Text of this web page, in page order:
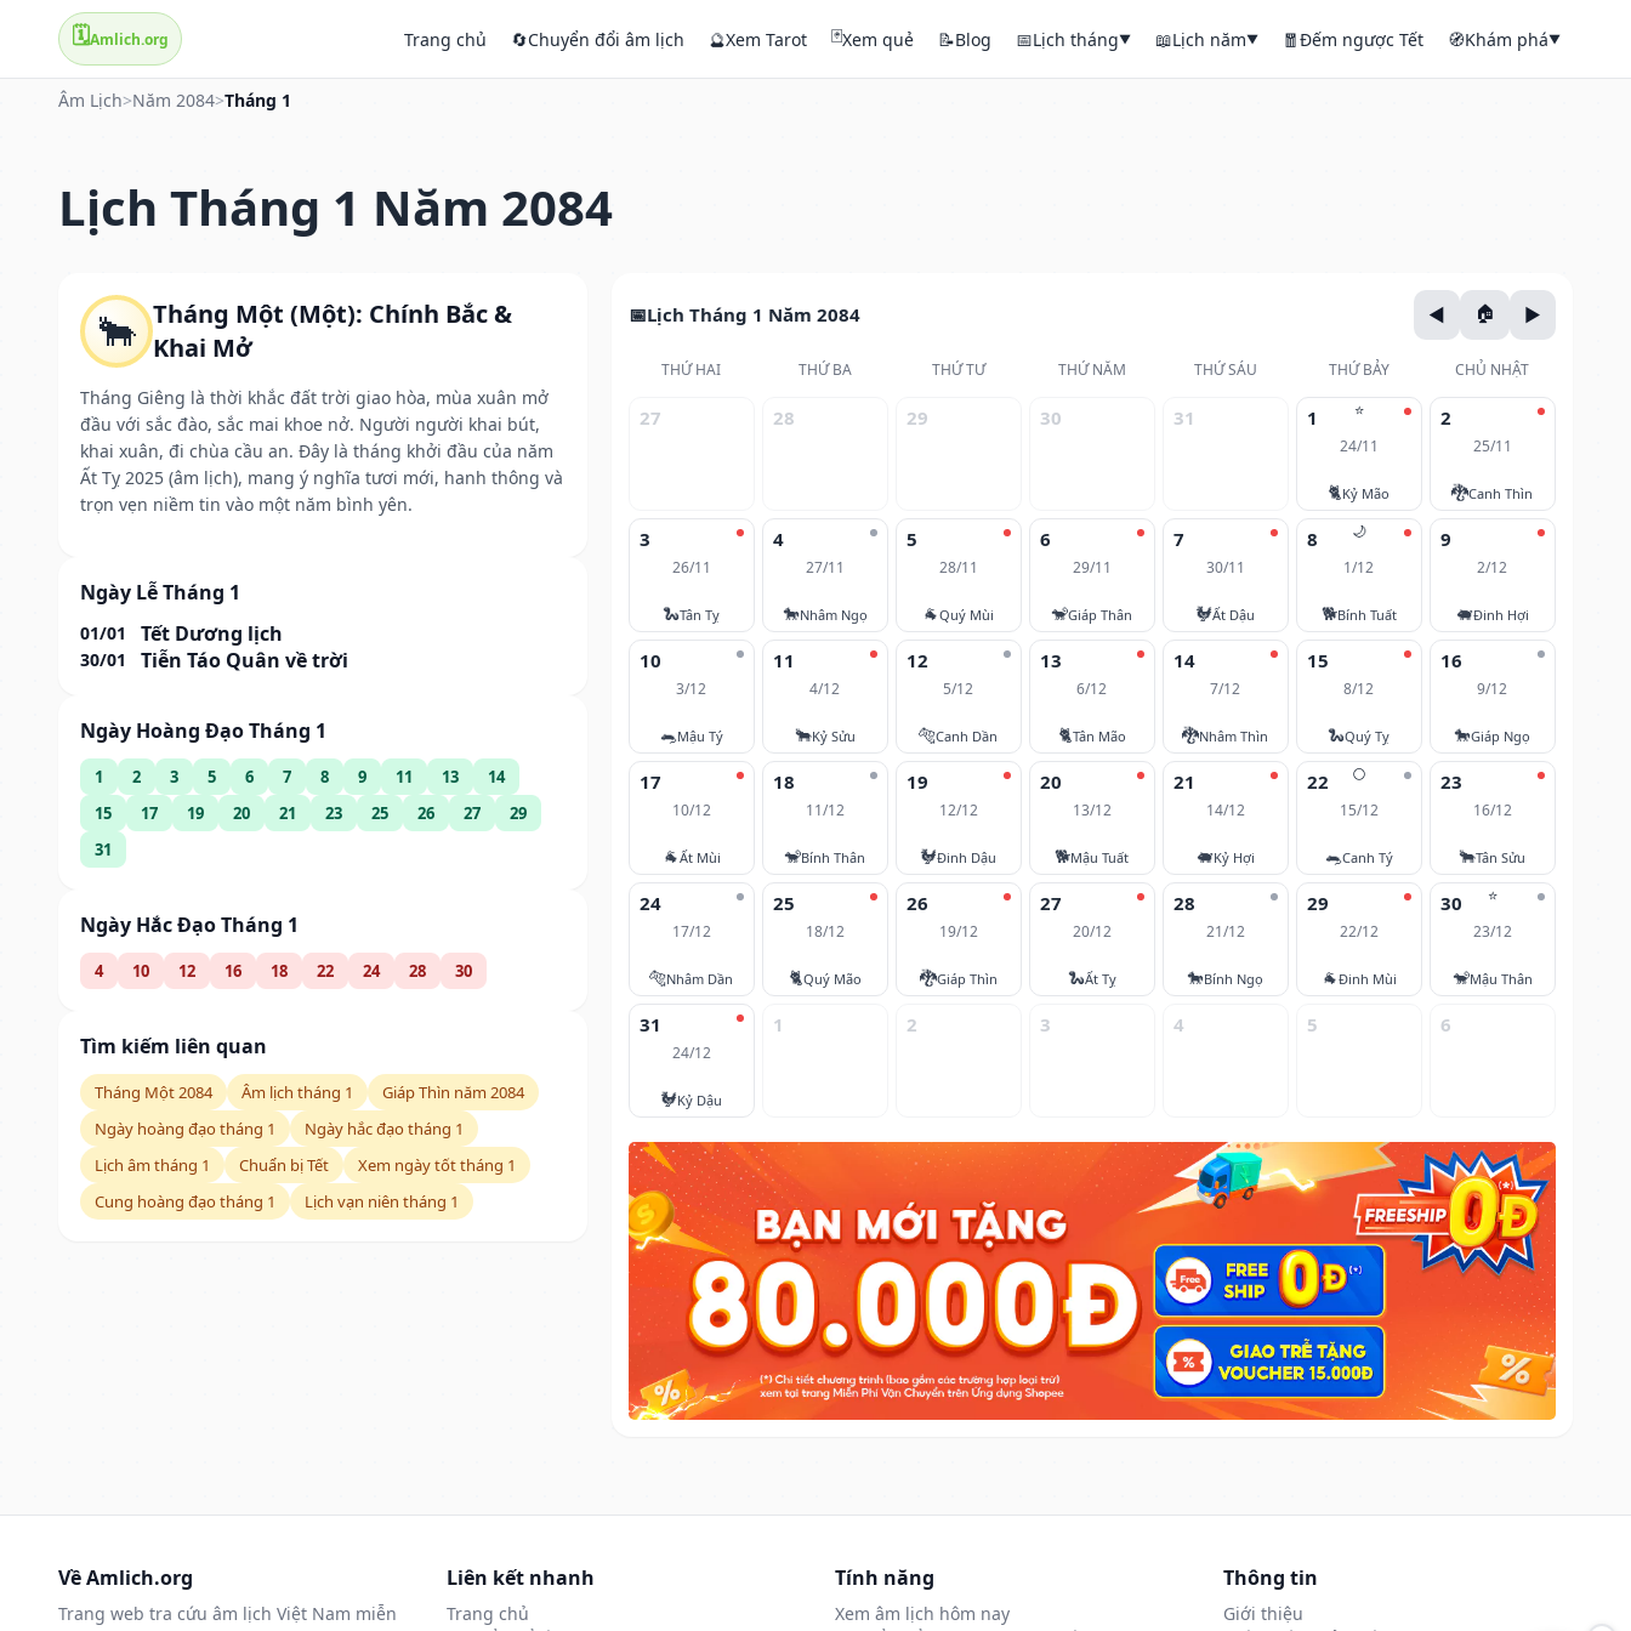
🗓️Amlich.org Trang chủ 🔄Chuyển đổi âm lịch 🔮Xem Tarot 🃏Xem quẻ 📝Blog 📅Lịch tháng▼ 📖Lịch năm▼ 🧧Đếm ngược Tết 🧭Khám phá▼
Âm Lịch>Năm 2084>Tháng 1
Lịch Tháng 1 Năm 2084
🐂 Tháng Một (Một): Chính Bắc &
Khai Mở
Tháng Giêng là thời khắc đất trời giao hòa, mùa xuân mở
đầu với sắc đào, sắc mai khoe nở. Người người khai bút,
khai xuân, đi chùa cầu an. Đây là tháng khởi đầu của năm
Ất Tỵ 2025 (âm lịch), mang ý nghĩa tươi mới, hanh thông và
trọn vẹn niềm tin vào một năm bình yên.
Ngày Lễ Tháng 1
01/01 Tết Dương lịch
30/01 Tiễn Táo Quân về trời
Ngày Hoàng Đạo Tháng 1
1 2 3 5 6 7 8 9 11 13
14
15
17 19 20 21 23 25 26 27
29
31
Ngày Hắc Đạo Tháng 1
4 10 12 16 18 22 24 28 30
Tìm kiếm liên quan
Tháng Một 2084 Âm lịch tháng 1
Giáp Thìn năm 2084
Ngày hoàng đạo tháng 1
Ngày hắc đạo tháng 1
Lịch âm tháng 1
Chuẩn bị Tết
Xem ngày tốt tháng 1
Cung hoàng đạo tháng 1
Lịch vạn niên tháng 1
Lịch Tháng 1 Năm 2084
THỨ HAI THỨ BA THỨ TƯ THỨ NĂM THỨ SÁU THỨ BẢY CHỦ NHẬT
27 28 29 30 31 ⭐
1
24/11
🐈Kỷ Mão
2
25/11
🐉Canh Thìn
3
26/11
🐍Tân Tỵ
4
27/11
🐎Nhâm Ngọ
5
28/11
🐐Quý Mùi
6
29/11
🐒Giáp Thân
7
30/11
🐓Ất Dậu
🌙
8
1/12
🐕Bính Tuất
9
2/12
🐖Đinh Hợi
10
3/12
🐀Mậu Tý
11
4/12
🐂Kỷ Sửu
12
5/12
🐅Canh Dần
13
6/12
🐈Tân Mão
14
7/12
🐉Nhâm Thìn
15
8/12
🐍Quý Tỵ
16
9/12
🐎Giáp Ngọ
17
10/12
🐐Ất Mùi
18
11/12
🐒Bính Thân
19
12/12
🐓Đinh Dậu
20
13/12
🐕Mậu Tuất
21
14/12
🐖Kỷ Hợi
🌕
22
15/12
🐀Canh Tý
23
16/12
🐂Tân Sửu
24
17/12
🐅Nhâm Dần
25
18/12
🐈Quý Mão
26
19/12
🐉Giáp Thìn
27
20/12
🐍Ất Tỵ
28
21/12
🐎Bính Ngọ
29
22/12
🐐Đinh Mùi
⭐
30
23/12
🐒Mậu Thân
31
24/12
🐓Kỷ Dậu
1 2 3 4 5 6
Về Amlich.org
Trang web tra cứu âm lịch Việt Nam miễn
Liên kết nhanh
Trang chủ
Tính năng
Xem âm lịch hôm nay
Thông tin
Giới thiệu